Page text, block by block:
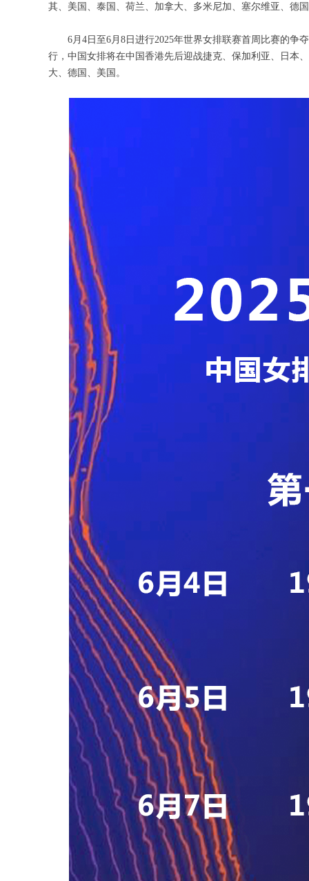
其、美国、泰国、荷兰、加拿大、多米尼加、塞尔维亚、德
6月4日至6月8日进行2025年世界女排联赛首周比赛的争
行，中国女排将在中国香港先后迎战捷克、保加利亚、日本
大、德国、美国。